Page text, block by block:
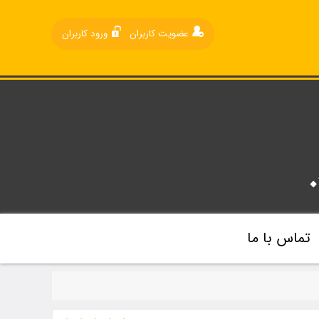
ورود کاربران عضویت کاربران
تماس با ما